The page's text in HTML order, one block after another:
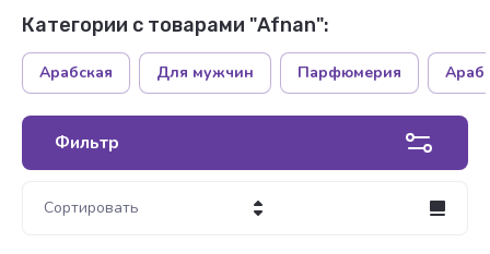
Категории с товарами "Afnan":
Арабская Для мужчин Парфюмерия
Фильтр
Сортировать